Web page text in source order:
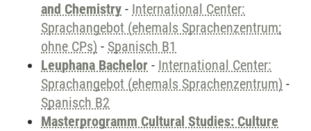
and Chemistry - International Center:
Sprachangebot (ehemals Sprachenzentrum;
ohne CPs) - Spanisch B1
Leuphana Bachelor - International Center:
Sprachangebot (ehemals Sprachenzentrum) -
Spanisch B2
Masterprogramm Cultural Studies: Culture